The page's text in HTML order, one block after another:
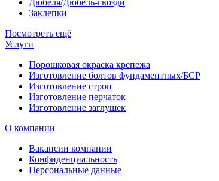
Дюбеля/Дюбель-гвозди
Заклепки
Посмотреть ещё
Услуги
Порошковая окраска крепежа
Изготовление болтов фундаментных/БСР
Изготовление строп
Изготовление перчаток
Изготовление заглушек
О компании
Вакансии компании
Конфиденциальность
Персональные данные